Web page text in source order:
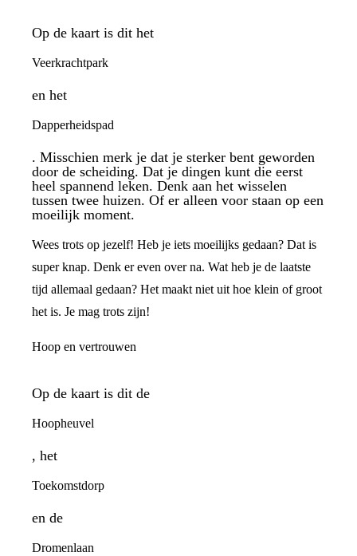
Op de kaart is dit het
Veerkrachtpark
en het
Dapperheidspad
. Misschien merk je dat je sterker bent geworden
door de scheiding. Dat je dingen kunt die eerst
heel spannend leken. Denk aan het wisselen
tussen twee huizen. Of er alleen voor staan op een
moeilijk moment.
Wees trots op jezelf! Heb je iets moeilijks gedaan? Dat is
super knap. Denk er even over na. Wat heb je de laatste
tijd allemaal gedaan? Het maakt niet uit hoe klein of groot
het is. Je mag trots zijn!
Hoop en vertrouwen
Op de kaart is dit de
Hoopheuvel
, het
Toekomstdorp
en de
Dromenlaan